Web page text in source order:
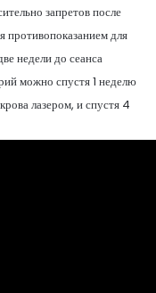
запретов после
противопоказанием для
недели до сеанса
можно спустя 1 неделю
лазером, и спустя 4